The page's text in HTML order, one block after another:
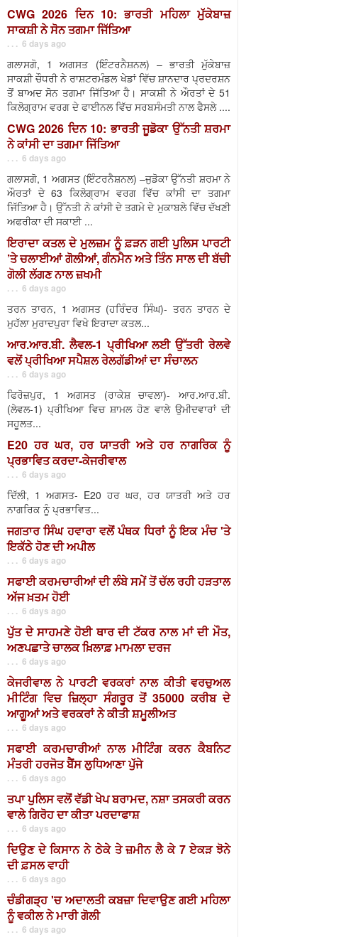
CWG 2026 ਦਿਨ 10: ਭਾਰਤੀ ਮਹਿਲਾ ਮੁੱਕੇਬਾਜ਼
ਸਾਕਸ਼ੀ ਨੇ ਸੋਨ ਤਗਮਾ ਜਿੱਤਿਆ
. . . 6 days ago
ਗਲਾਸਗੋ, 1 ਅਗਸਤ (ਇੰਟਰਨੈਸ਼ਨਲ) – ਭਾਰਤੀ ਮੁੱਕੇਬਾਜ਼
ਸਾਕਸ਼ੀ ਚੌਧਰੀ ਨੇ ਰਾਸ਼ਟਰਮੰਡਲ ਖੇਡਾਂ ਵਿੱਚ ਸ਼ਾਨਦਾਰ ਪ੍ਰਦਰਸ਼ਨ
ਤੋਂ ਬਾਅਦ ਸੋਨ ਤਗਮਾ ਜਿੱਤਿਆ ਹੈ। ਸਾਕਸ਼ੀ ਨੇ ਔਰਤਾਂ ਦੇ 51
ਕਿਲੋਗ੍ਰਾਮ ਵਰਗ ਦੇ ਫਾਈਨਲ ਵਿੱਚ ਸਰਬਸੰਮਤੀ ਨਾਲ ਫੈਸਲੇ ....
CWG 2026 ਦਿਨ 10: ਭਾਰਤੀ ਜੂਡੋਕਾ ਉੱਨਤੀ ਸ਼ਰਮਾ
ਨੇ ਕਾਂਸੀ ਦਾ ਤਗਮਾ ਜਿੱਤਿਆ
. . . 6 days ago
ਗਲਾਸਗੋ, 1 ਅਗਸਤ (ਇੰਟਰਨੈਸ਼ਨਲ) –ਜੁਡੋਕਾ ਉੱਨਤੀ ਸ਼ਰਮਾ ਨੇ
ਔਰਤਾਂ ਦੇ 63 ਕਿਲੋਗ੍ਰਾਮ ਵਰਗ ਵਿੱਚ ਕਾਂਸੀ ਦਾ ਤਗਮਾ
ਜਿੱਤਿਆ ਹੈ। ਉੱਨਤੀ ਨੇ ਕਾਂਸੀ ਦੇ ਤਗਮੇ ਦੇ ਮੁਕਾਬਲੇ ਵਿੱਚ ਦੱਖਣੀ
ਅਫਰੀਕਾ ਦੀ ਸਕਾਈ ...
ਇਰਾਦਾ ਕਤਲ ਦੇ ਮੁਲਜ਼ਮ ਨੂੰ ਫ਼ੜਨ ਗਈ ਪੁਲਿਸ ਪਾਰਟੀ
’ਤੇ ਚਲਾਈਆਂ ਗੋਲੀਆਂ, ਗੰਨਮੈਨ ਅਤੇ ਤਿੰਨ ਸਾਲ ਦੀ ਬੱਚੀ
ਗੋਲੀ ਲੱਗਣ ਨਾਲ ਜ਼ਖਮੀ
. . . 6 days ago
ਤਰਨ ਤਾਰਨ, 1 ਅਗਸਤ (ਹਰਿੰਦਰ ਸਿੰਘ)- ਤਰਨ ਤਾਰਨ ਦੇ
ਮੁਹੱਲਾ ਮੁਰਾਦਪੁਰਾ ਵਿਖੇ ਇਰਾਦਾ ਕਤਲ...
ਆਰ.ਆਰ.ਬੀ. ਲੈਵਲ-1 ਪ੍ਰੀਖਿਆ ਲਈ ਉੱਤਰੀ ਰੇਲਵੇ
ਵਲੋਂ ਪ੍ਰੀਖਿਆ ਸਪੈਸ਼ਲ ਰੇਲਗੱਡੀਆਂ ਦਾ ਸੰਚਾਲਨ
. . . 6 days ago
ਫਿਰੋਜ਼ਪੁਰ, 1 ਅਗਸਤ (ਰਾਕੇਸ਼ ਚਾਵਲਾ)- ਆਰ.ਆਰ.ਬੀ.
(ਲੇਵਲ-1) ਪ੍ਰੀਖਿਆ ਵਿਚ ਸ਼ਾਮਲ ਹੋਣ ਵਾਲੇ ਉਮੀਦਵਾਰਾਂ ਦੀ
ਸਹੂਲਤ...
E20 ਹਰ ਘਰ, ਹਰ ਯਾਤਰੀ ਅਤੇ ਹਰ ਨਾਗਰਿਕ ਨੂੰ
ਪ੍ਰਭਾਵਿਤ ਕਰਦਾ-ਕੇਜਰੀਵਾਲ
. . . 6 days ago
ਦਿੱਲੀ, 1 ਅਗਸਤ- E20 ਹਰ ਘਰ, ਹਰ ਯਾਤਰੀ ਅਤੇ ਹਰ
ਨਾਗਰਿਕ ਨੂੰ ਪ੍ਰਭਾਵਿਤ...
ਜਗਤਾਰ ਸਿੰਘ ਹਵਾਰਾ ਵਲੋਂ ਪੰਥਕ ਧਿਰਾਂ ਨੂੰ ਇਕ ਮੰਚ 'ਤੇ
ਇਕੱਠੇ ਹੋਣ ਦੀ ਅਪੀਲ
. . . 6 days ago
ਸਫਾਈ ਕਰਮਚਾਰੀਆਂ ਦੀ ਲੰਬੇ ਸਮੇਂ ਤੋਂ ਚੱਲ ਰਹੀ ਹੜਤਾਲ
ਅੱਜ ਖ਼ਤਮ ਹੋਈ
. . . 6 days ago
ਪੁੱਤ ਦੇ ਸਾਹਮਣੇ ਹੋਈ ਥਾਰ ਦੀ ਟੱਕਰ ਨਾਲ ਮਾਂ ਦੀ ਮੌਤ,
ਅਣਪਛਾਤੇ ਚਾਲਕ ਖ਼ਿਲਾਫ਼ ਮਾਮਲਾ ਦਰਜ
. . . 6 days ago
ਕੇਜਰੀਵਾਲ ਨੇ ਪਾਰਟੀ ਵਰਕਰਾਂ ਨਾਲ ਕੀਤੀ ਵਰਚੁਅਲ
ਮੀਟਿੰਗ ਵਿਚ ਜ਼ਿਲ੍ਹਾ ਸੰਗਰੂਰ ਤੋਂ 35000 ਕਰੀਬ ਦੇ
ਆਗੂਆਂ ਅਤੇ ਵਰਕਰਾਂ ਨੇ ਕੀਤੀ ਸ਼ਮੂਲੀਅਤ
. . . 6 days ago
ਸਫਾਈ ਕਰਮਚਾਰੀਆਂ ਨਾਲ ਮੀਟਿੰਗ ਕਰਨ ਕੈਬਨਿਟ
ਮੰਤਰੀ ਹਰਜੋਤ ਬੈਂਸ ਲੁਧਿਆਣਾ ਪੁੱਜੇ
. . . 6 days ago
ਤਪਾ ਪੁਲਿਸ ਵਲੋਂ ਵੱਡੀ ਖੇਪ ਬਰਾਮਦ, ਨਸ਼ਾ ਤਸਕਰੀ ਕਰਨ
ਵਾਲੇ ਗਿਰੋਹ ਦਾ ਕੀਤਾ ਪਰਦਾਫਾਸ਼
. . . 6 days ago
ਦਿਉਣ ਦੇ ਕਿਸਾਨ ਨੇ ਠੇਕੇ ਤੇ ਜ਼ਮੀਨ ਲੈ ਕੇ 7 ਏਕੜ ਝੋਨੇ
ਦੀ ਫ਼ਸਲ ਵਾਹੀ
. . . 6 days ago
ਚੰਡੀਗੜ੍ਹ 'ਚ ਅਦਾਲਤੀ ਕਬਜ਼ਾ ਦਿਵਾਉਣ ਗਈ ਮਹਿਲਾ
ਨੂੰ ਵਕੀਲ ਨੇ ਮਾਰੀ ਗੋਲੀ
. . . 6 days ago